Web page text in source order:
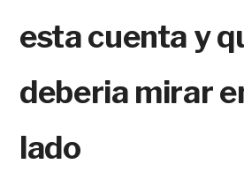
esta cuenta y
deberia mirar
lado